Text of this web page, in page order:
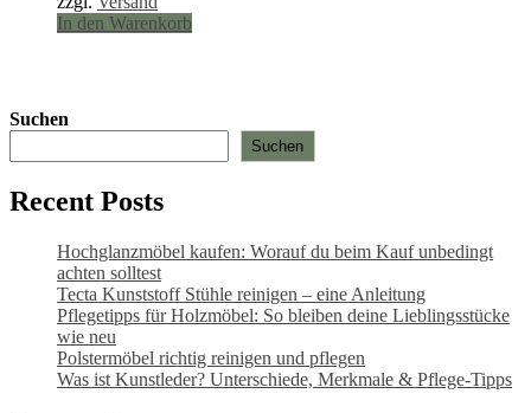
In den Warenkorb
Suchen
Suchen
Recent Posts
Hochglanzmöbel kaufen: Worauf du beim Kauf unbedingt
achten solltest
Tecta Kunststoff Stühle reinigen – eine Anleitung
Pflegetipps für Holzmöbel: So bleiben deine Lieblingsstücke
wie neu​
Polstermöbel richtig reinigen und pflegen
Was ist Kunstleder? Unterschiede, Merkmale & Pflege-Tipps